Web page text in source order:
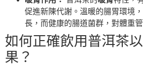
促進新陳代謝。溫暖的腸胃環境
長，而健康的腸道菌群，對體重
如何正確飲用普洱茶
果？